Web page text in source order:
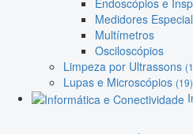
Medidores
Multímetros
Osciloscópios
Limpeza por Ultrassons
Lupas e Microscópios (19)